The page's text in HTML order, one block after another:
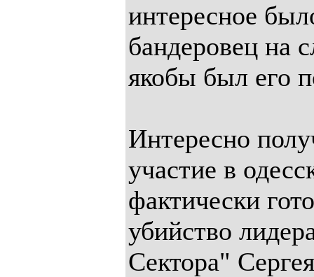
интересное
бандеровец на
якобы был его
Интересно
участие в
фактически
убийство
Сектора"